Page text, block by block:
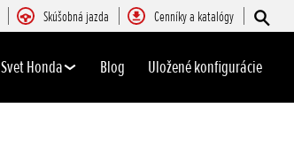
Skúšobná jazda Cenníky a katalógy
Svet Honda Blog Uložené konfigurácie